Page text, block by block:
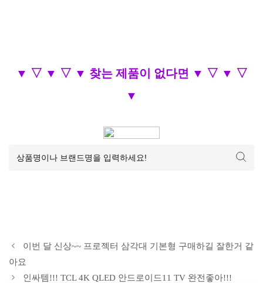
▼ ▽ ▼ ▽ ▼ 찾는 제품이 없다면 ▼ ▽ ▼ ▽
▼
이번 달 신상~~ 프로젝터 삼각대 기본형 구매하길 잘한거 같
아요
인싸템!!! TCL 4K QLED 안드로이드11 TV 완전좋아!!!